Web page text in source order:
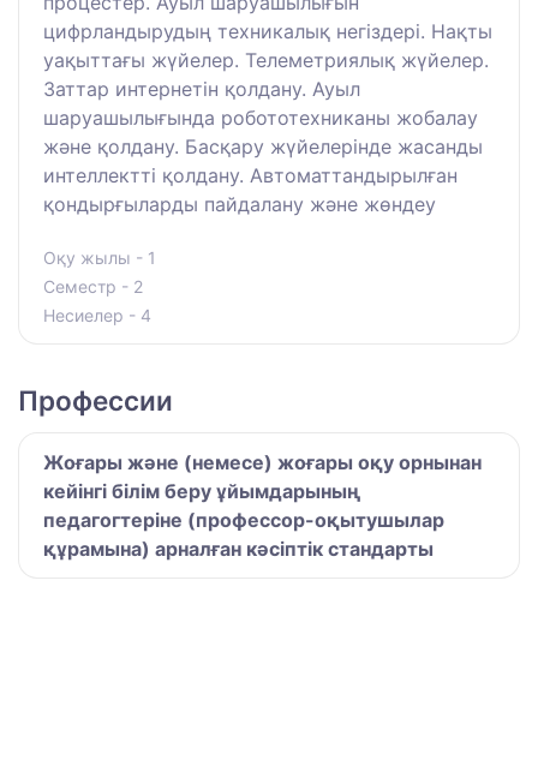
цифрландырудың техникалық негіздері. Нақты
уақыттағы жүйелер. Телеметриялық жүйелер.
Заттар интернетін қолдану. Ауыл
шаруашылығында робототехниканы жобалау
және қолдану. Басқару жүйелерінде жасанды
интеллектті қолдану. Автоматтандырылған
қондырғыларды пайдалану және жөндеу
Оқу жылы - 1
Семестр - 2
Несиелер - 4
Профессии
Жоғары және (немесе) жоғары оқу орнынан
кейінгі білім беру ұйымдарының
педагогтеріне (профессор-оқытушылар
құрамына) арналған кәсіптік стандарты